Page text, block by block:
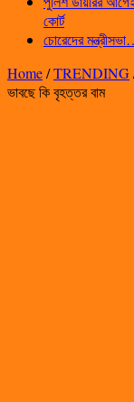
কোর্ট
চোরেদের
Home/TRENDING
ভাবছে কি বৃহত্তর বাম